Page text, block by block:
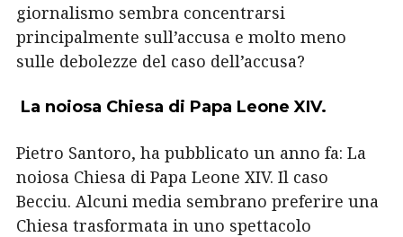
giornalismo sembra concentrarsi
principalmente sull’accusa e molto meno
sulle debolezze del caso dell’accusa?
La noiosa Chiesa di Papa Leone XIV.
Pietro Santoro, ha pubblicato un anno fa: La
noiosa Chiesa di Papa Leone XIV. Il caso
Becciu. Alcuni media sembrano preferire una
Chiesa trasformata in uno spettacolo